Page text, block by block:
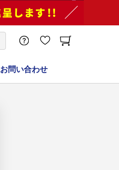
お問い合わせ